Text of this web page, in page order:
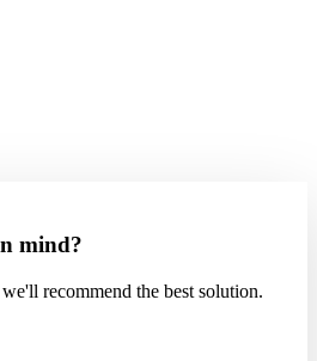
mind?
recommend the best solution.